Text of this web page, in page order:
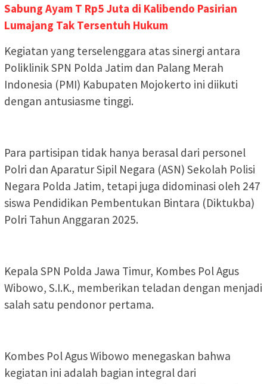
Sabung Ayam T Rp5 Juta di Kalibendo Pasirian
Lumajang Tak Tersentuh Hukum
Kegiatan yang terselenggara atas sinergi antara
Poliklinik SPN Polda Jatim dan Palang Merah
Indonesia (PMI) Kabupaten Mojokerto ini diikuti
dengan antusiasme tinggi.
Para partisipan tidak hanya berasal dari personel
Polri dan Aparatur Sipil Negara (ASN) Sekolah Polisi
Negara Polda Jatim, tetapi juga didominasi oleh 247
siswa Pendidikan Pembentukan Bintara (Diktukba)
Polri Tahun Anggaran 2025.
Kepala SPN Polda Jawa Timur, Kombes Pol Agus
Wibowo, S.I.K., memberikan teladan dengan menjadi
salah satu pendonor pertama.
Kombes Pol Agus Wibowo menegaskan bahwa
kegiatan ini adalah bagian integral dari